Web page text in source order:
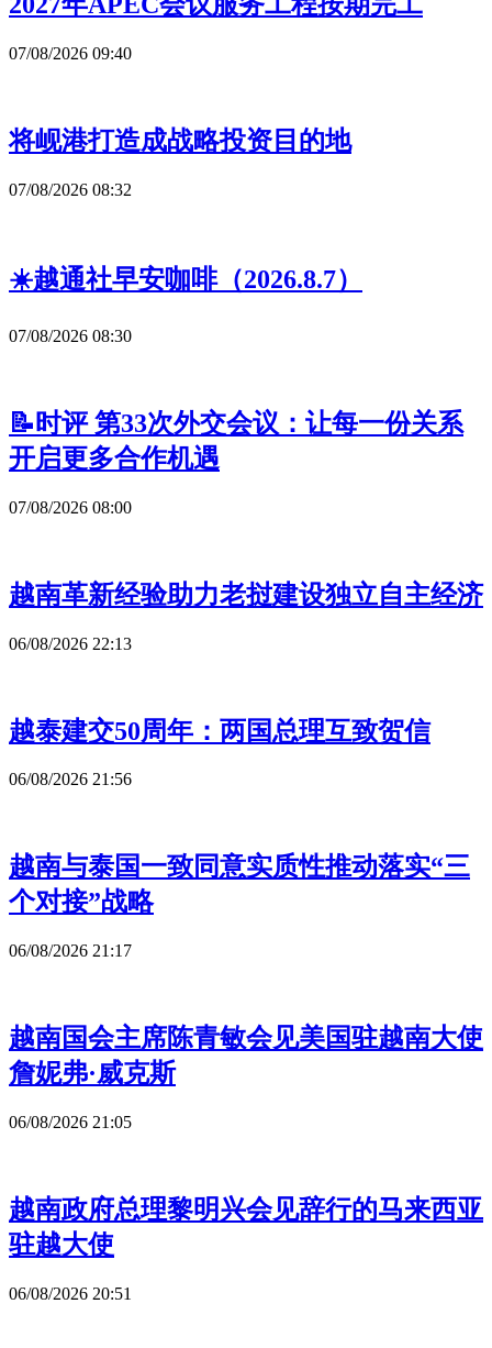
07/08/2026 09:40
将岘港打造成战略投资目的地
07/08/2026 08:32
☀️越通社早安咖啡（2026.8.7）
07/08/2026 08:30
📝时评 第33次外交会议：让每一份关系
开启更多合作机遇
07/08/2026 08:00
越南革新经验助力老挝建设独立自主经济
06/08/2026 22:13
越泰建交50周年：两国总理互致贺信
06/08/2026 21:56
越南与泰国一致同意实质性推动落实“三
个对接”战略
06/08/2026 21:17
越南国会主席陈青敏会见美国驻越南大使
詹妮弗·威克斯
06/08/2026 21:05
越南政府总理黎明兴会见辞行的马来西亚
驻越大使
06/08/2026 20:51